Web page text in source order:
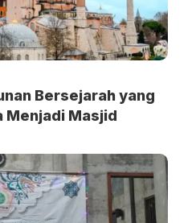
Bersejarah yang
Menjadi Masjid